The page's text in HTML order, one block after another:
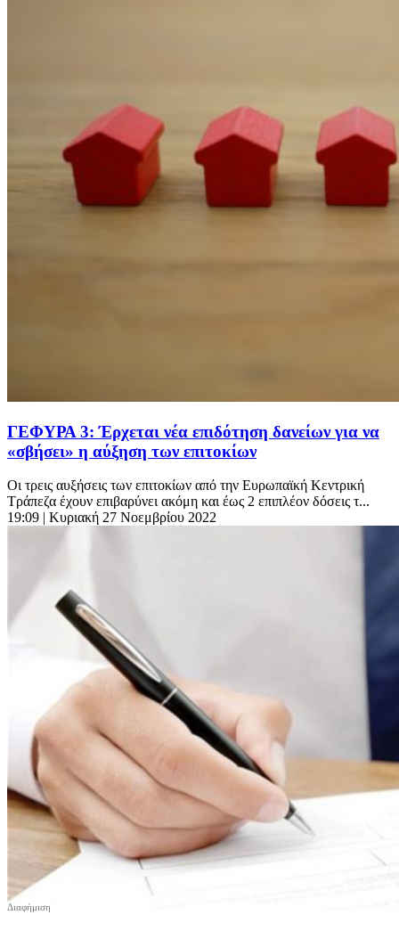
ΓΕΦΥΡΑ 3: Έρχεται νέα επιδότηση δανείων για να
«σβήσει» η αύξηση των επιτοκίων
Οι τρεις αυξήσεις των επιτοκίων από την Ευρωπαϊκή Κεντρική
Τράπεζα έχουν επιβαρύνει ακόμη και έως 2 επιπλέον δόσεις τ...
19:09 | Κυριακή 27 Νοεμβρίου 2022